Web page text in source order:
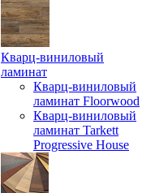
Кварц-виниловый
ламинат
Кварц-виниловый
ламинат Floorwood
Кварц-виниловый
ламинат Tarkett
Progressive House